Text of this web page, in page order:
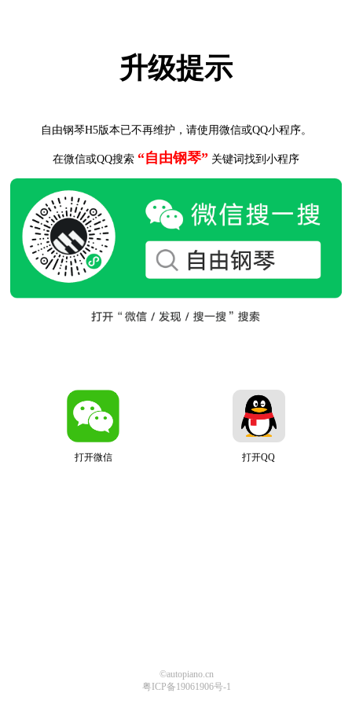
升级提示
自由钢琴H5版本已不再维护，请使用微信或QQ小程序。
在微信或QQ搜索 “自由钢琴” 关键词找到小程序
打开微信 打开QQ
©autopiano.cn
粤ICP备19061906号-1